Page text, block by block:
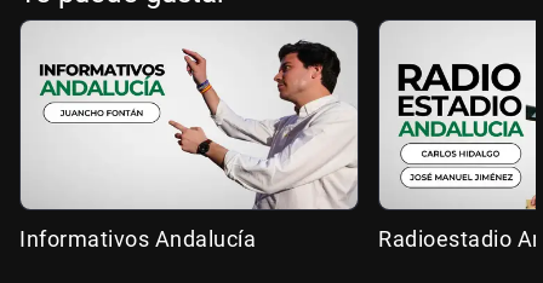
Informativos Andalucía Radioestadio